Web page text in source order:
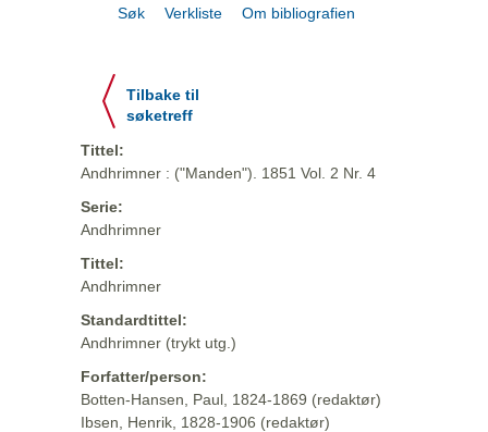
Søk Verkliste Om bibliografien
Tilbake til
søketreff
Tittel:
Andhrimner : ("Manden"). 1851 Vol. 2 Nr. 4
Serie:
Andhrimner
Tittel:
Andhrimner
Standardtittel:
Andhrimner (trykt utg.)
Forfatter/person:
Botten-Hansen, Paul, 1824-1869 (redaktør)
Ibsen, Henrik, 1828-1906 (redaktør)